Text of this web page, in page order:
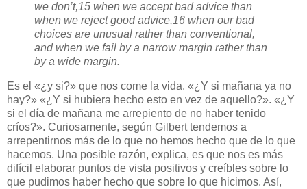
we don’t,15 when we accept bad advice than
when we reject good advice,16 when our bad
choices are unusual rather than conventional,
and when we fail by a narrow margin rather than
by a wide margin.
Es el «¿y si?» que nos come la vida. «¿Y si mañana ya no
hay?» «¿Y si hubiera hecho esto en vez de aquello?». «¿Y
si el día de mañana me arrepiento de no haber tenido
críos?». Curiosamente, según Gilbert tendemos a
arrepentirnos más de lo que no hemos hecho que de lo que
hacemos. Una posible razón, explica, es que nos es más
difícil elaborar puntos de vista positivos y creíbles sobre lo
que pudimos haber hecho que sobre lo que hicimos. Así,